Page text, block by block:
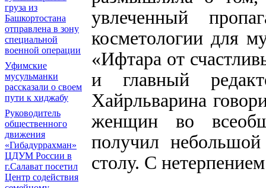
груза из
Башкортостана
отправлена в зону
специальной
военной операции
Уфимские
мусульманки
рассказали о своем
пути к хиджабу
Руководитель
общественного
движения
«Гибадуррахман»
ЦДУМ России в
г.Салават посетил
Центр содействия
увлеченный
косметологии для
«Ифтара от
и главный
Хайрльварина
женщин во
получил
столу. С